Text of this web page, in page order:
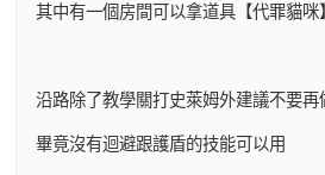
其中有一個房間可以拿道具【代罪貓咪】
沿路除了教學關打史萊姆外建議不要再
畢竟沒有迴避跟護盾的技能可以用